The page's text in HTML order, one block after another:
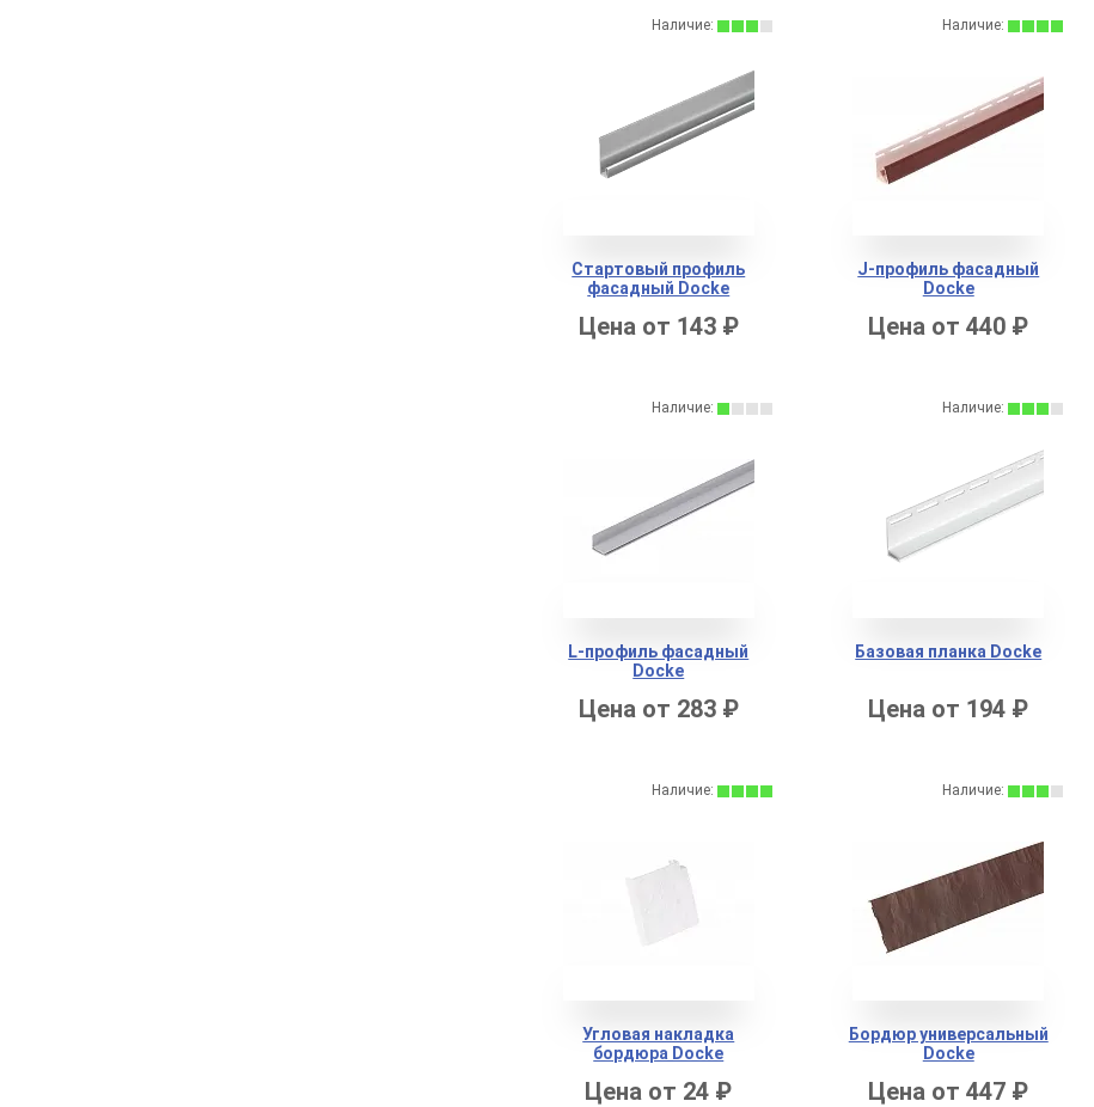
Наличие:
Стартовый профиль
фасадный Docke
Цена от 143 ₽
Наличие:
J-профиль фасадный
Docke
Цена от 440 ₽
Наличие:
L-профиль фасадный
Docke
Цена от 283 ₽
Наличие:
Базовая планка Docke
Цена от 194 ₽
Наличие:
Угловая накладка
бордюра Docke
Цена от 24 ₽
Наличие:
Бордюр универсальный
Docke
Цена от 447 ₽